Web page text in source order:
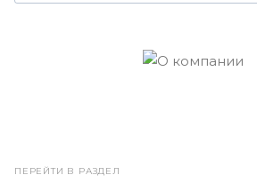
ПЕРЕЙТИ В РАЗДЕЛ